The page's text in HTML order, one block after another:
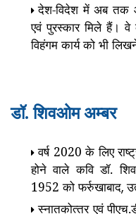
देश-विदेश में अब तक
एवं पुरस्‍कार मिले हैं।
विहंगम कार्य को भी
डॉ. शिवओम अम्‍बर
वर्ष 2020 के लिए
होने वाले कवि डॉ.
1952 को फर्रुखाबाद,
स्‍नातकोत्‍तर एवं